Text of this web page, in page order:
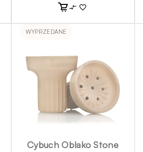
WYPRZEDANE
Cybuch Oblako Stone